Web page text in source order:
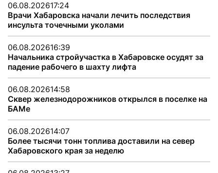
06.08.202617:24
Врачи Хабаровска начали лечить последствия
инсульта точечными уколами
06.08.202616:39
Начальника стройучастка в Хабаровске осудят за
падение рабочего в шахту лифта
06.08.202614:58
Сквер железнодорожников открылся в поселке на
БАМе
06.08.202614:07
Более тысячи тонн топлива доставили на север
Хабаровского края за неделю